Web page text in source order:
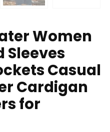
Women
Sleeves
Casual
Cardigan
for